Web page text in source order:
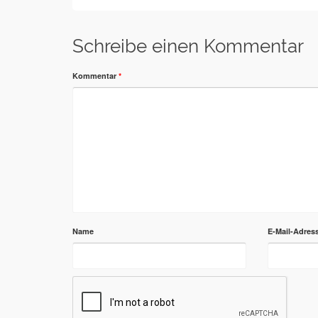
Schreibe einen Kommentar
Kommentar *
Name E-Mail-